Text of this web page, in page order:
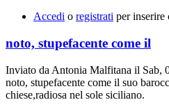
Accedi o registrati per inserire
noto, stupefacente come il
Inviato da Antonia Malfitana il Sab,
noto, stupefacente come il suo
chiese,radiosa nel sole siciliano.